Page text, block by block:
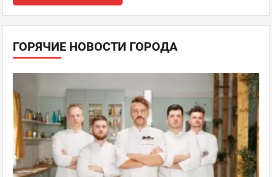
ГОРЯЧИЕ НОВОСТИ ГОРОДА